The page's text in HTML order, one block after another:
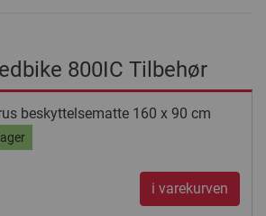
800IC Tilbehør
beskyttelsematte 160 x 90 cm
i varekurven